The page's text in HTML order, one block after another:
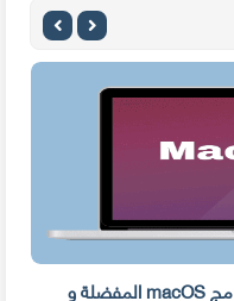
تعرف على هذه الطريقة لتحديد حزمة برامج macOS المفضلة و